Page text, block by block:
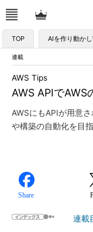
TOP AIを作り動か
連載
AWS APIでAWS
AWS Tips
AWSにもAPIが用意
や構築の自動化を目
Share
連載